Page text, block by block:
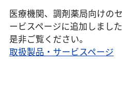
医療機関、調剤薬局向けの
ービスページに追加しました
是非ご覧ください。
取扱製品・サービスページ